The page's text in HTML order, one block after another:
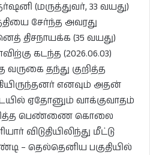
(மருத்துவர், 33 வயது)
சேர்ந்த அவரது
திசநாயக்க (35 வயது)
கடந்த (2026.06.03)
வருகை தந்து குறித்த
எனவும் அதன்
ஏதோனும் வாக்குவாதம்
பெண்ணை கொலை
விடுதியிலிந்து மீட்டு
– தெல்தெனிய பகுதியில்